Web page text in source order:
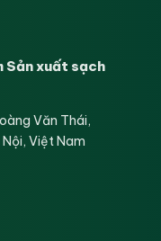
Sản xuất sạch
Văn Thái,
Việt Nam